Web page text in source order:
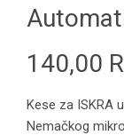
140,00
Kese za ISKRA
Nemačkog